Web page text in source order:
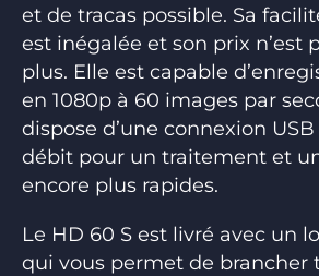
et de tracas possible. Sa
est inégalée et son prix n’est
plus. Elle est capable
en 1080p à 60 images par
dispose d’une connexion
débit pour un traitement et
encore plus rapides.
Le HD 60 S est livré avec un
qui vous permet de brancher